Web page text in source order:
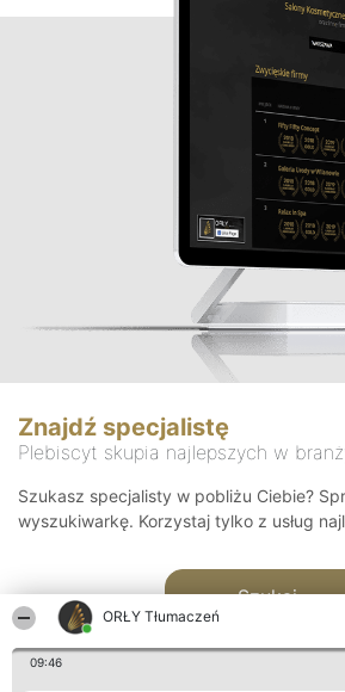
ORŁY Tłumaczeń
09:46
Znajdź specjalistę
Plebiscyt skupia najlepszych w
Szukasz specjalisty w pobliżu Ciebie?
wyszukiwarkę. Korzystaj tylko z usług
Szukaj